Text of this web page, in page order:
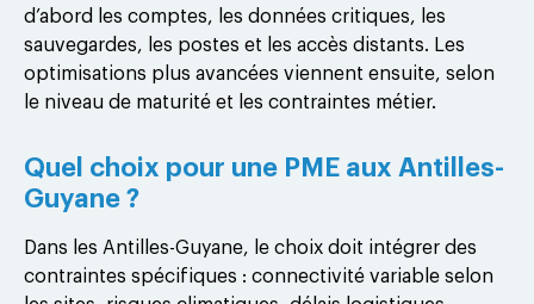
d’abord les comptes, les données critiques, les
sauvegardes, les postes et les accès distants. Les
optimisations plus avancées viennent ensuite, selon
le niveau de maturité et les contraintes métier.
Quel choix pour une PME aux Antilles-
Guyane ?
Dans les Antilles-Guyane, le choix doit intégrer des
contraintes spécifiques : connectivité variable selon